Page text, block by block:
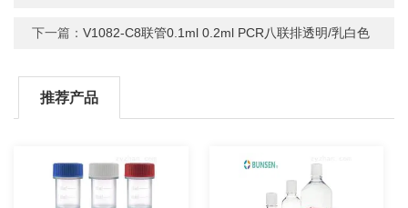
下一篇：V1082-C8联管0.1ml 0.2ml PCR八联排透明/乳白色
推荐产品